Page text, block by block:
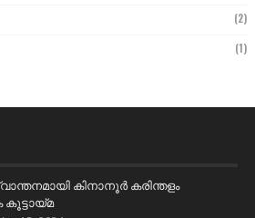
(2)
(1)
കിനാനൂർ കരിന്തളം